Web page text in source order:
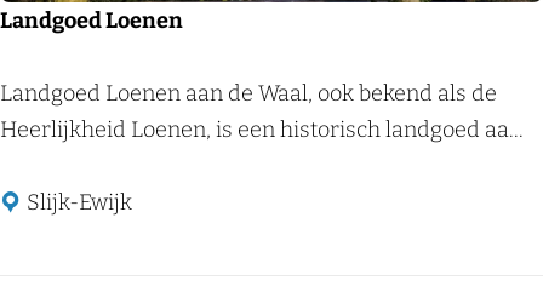
Landgoed Loenen
L
a
d
Landgoed Loenen aan de Waal, ook bekend als de
Heerlijkheid Loenen, is een historisch landgoed aa...
Slijk-Ewijk